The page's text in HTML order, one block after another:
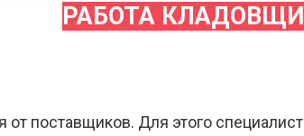
РАБОТА
от поставщиков. Для этого